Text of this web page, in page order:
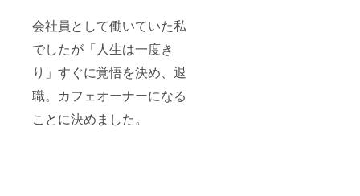
会社員として働いていた私
でしたが「人生は一度き
り」すぐに覚悟を決め、退
職。カフェオーナーになる
ことに決めました。